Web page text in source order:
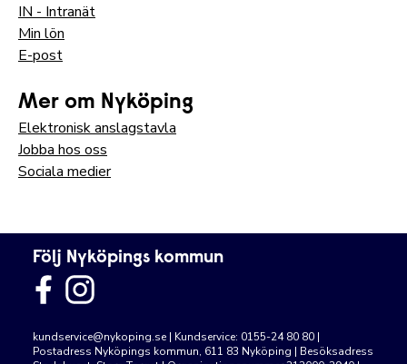
IN - Intranät
Min lön
E-post
Mer om Nyköping
Elektronisk anslagstavla
Jobba hos oss
Sociala medier
Följ Nyköpings kommun
kundservice@nykoping.se | Kundservice: 0155-24 80 80 |
Postadress Nyköpings kommun, 611 83 Nyköping | Besöksadress